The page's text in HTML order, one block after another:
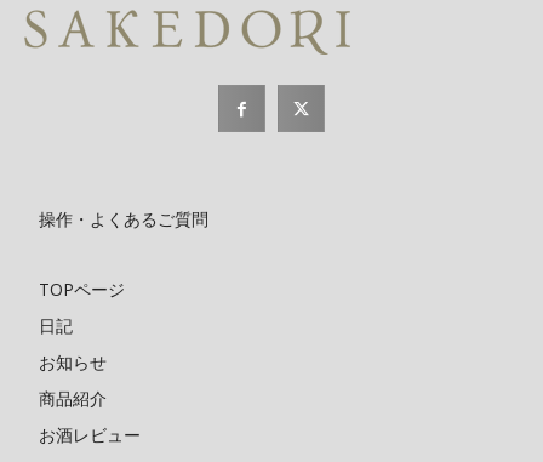
操作・よくあるご質問
TOPページ
日記
お知らせ
商品紹介
お酒レビュー